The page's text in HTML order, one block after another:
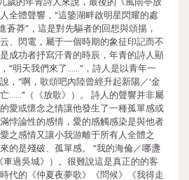
全體聲響，“這鑒湖畔啟明星閃耀的處
蒼莽”，這是對先驅者的回想與頌揚，
、閃電，屬于一個時期的象征印記而不
成功者抒寫汗青的時辰，年青的詩人顯
“明天我們來了……”，詩人是以青年一
，“啊，歌頌吧內陸曾經升起新陽／‘金
……”（《放歌》）。 詩人的聲響并非屬
愛或懷念之情讓他發生了一種孤單感或
悖論性的感情，愛的感觸感染是與他者
之感情又讓小我游離于所有人全體之
的是殘破、孤單感。 “我的海倫／哪盞
過吳城》）。很難說這是真正的的客
代的《仲夏夜夢歌》《問候》《我得走